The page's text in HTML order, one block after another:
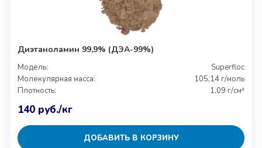
Диэтаноламин 99,9% (ДЭА-99%)
Модель:
Superfloc
Молекулярная масса:
105,14 г/моль
Плотность:
1,09 г/см³
140 руб./кг
ДОБАВИТЬ В КОРЗИНУ